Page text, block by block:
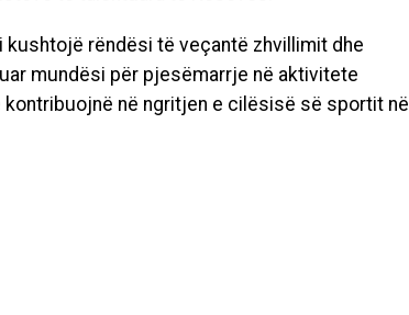
kushtojë rëndësi të veçantë zhvillimit dhe
mundësi për pjesëmarrje në aktivitete
në ngritjen e cilësisë së sportit në